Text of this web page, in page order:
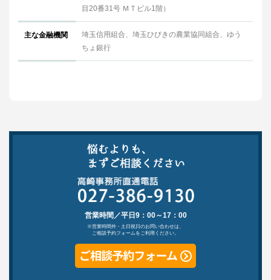
目20番31号 ＭＴビル1階）
主な金融機関
埼玉信用組合、埼玉ひびきの農業協同組合、ゆう
ちょ銀行
営業時間／平日9：00～17：00
※営業時間外・土日祝日のお問い合わせは、
ご相談予約フォームをご利用ください。